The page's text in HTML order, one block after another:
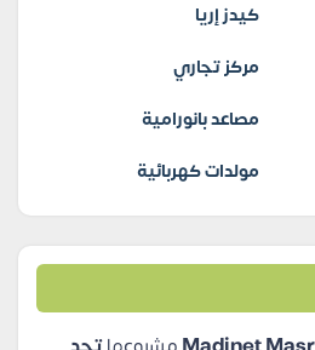
كيدز إريا
مركز تجاري
مصاعد بانورامية
مولدات كهربائية